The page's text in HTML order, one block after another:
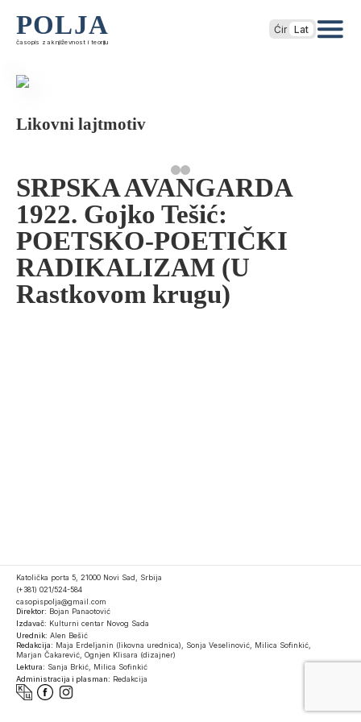
POLJA
časopis za književnost i teoriju
Ćir Lat
Likovni lajtmotiv
SRPSKA AVANGARDA
1922. Gojko Tešić:
POETSKO-POETIČKI
RADIKALIZAM (U
Rastkovom krugu)
Katolička porta 5, 21000 Novi Sad, Srbija
(+381) 021/524-584
casopispolja@gmail.com
Direktor: Bojan Panaotović
Izdavač: Kulturni centar Novog Sada
Urednik: Alen Bešić
Redakcija: Maja Erdeljanin (likovna urednica), Sonja Veselinović, Milica Sofinkić,
Marjan Čakarević, Ognjen Klisara (dizajner)
Lektura: Sanja Brkić, Milica Sofinkić
Administracija i plasman: Redakcija